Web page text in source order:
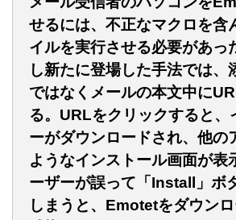
せるには、不正なマクロを含
イルを実行させる必要があっ
し新たに登場した手法では、
ではなくメールの本文中に
る。URLをクリックすると、
ーがダウンロードされ、他の
ようなインストール画面が表
ーザーが誤って「Install」ボ
しまうと、Emotetをダウン